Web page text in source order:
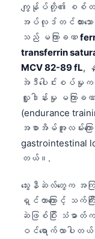
ကျွန်ုပ်တို့၏ စစ်တ
အပ်လုဒ်တင်ထားသေ
သည် မကြာခဏ
transferrin
MCV 82-89 fL,
အဲဒီပေါင်းစပ်မှုက သွ
လှူဒါန်းမှု မကြာ
(endurance
အစာအိမ်အူလမ်းကြော
gastrointestinal
တယ်။.
သွေးနီဆဲလ်တွေက အကြမ်
ရှင်တာကြောင့် သ
ဆဲဖြစ်ပြီး သံဓ
ဝင်ရောက်လာပါတယ်